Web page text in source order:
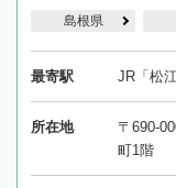
島根県
最寄駅 JR「松
所在地
〒690-
町1階